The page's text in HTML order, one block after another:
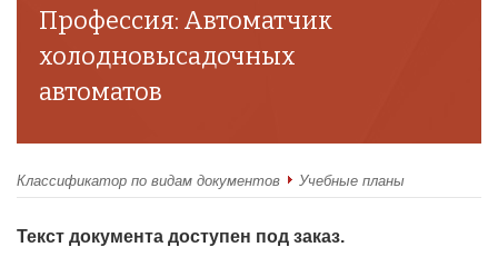
Профессия: Автоматчик
холодновысадочных
автоматов
Классификатор по видам документов Учебные планы
Текст документа доступен под заказ.